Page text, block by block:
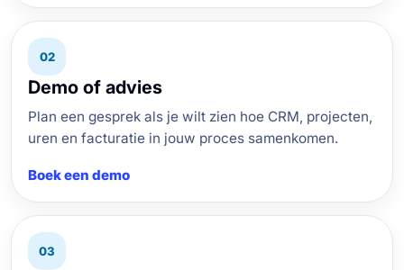
02
Demo of advies
Plan een gesprek als je wilt zien hoe CRM, projecten,
uren en facturatie in jouw proces samenkomen.
Boek een demo
03